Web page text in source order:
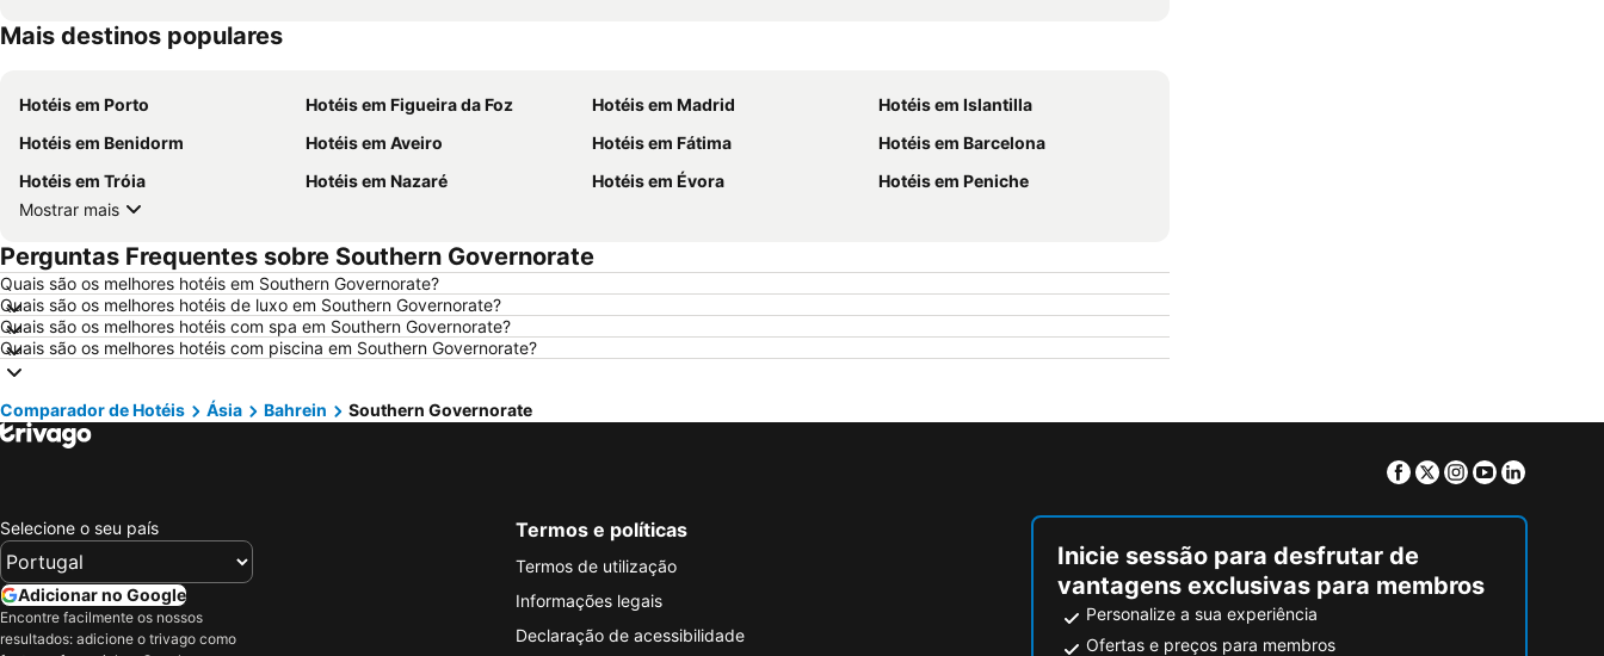
Mais destinos populares
Hotéis em Porto Hotéis em Figueira da Foz Hotéis em Madrid
Hotéis em Islantilla
Hotéis em Benidorm
Hotéis em Aveiro Hotéis em Fátima
Hotéis em Barcelona
Hotéis em Tróia
Hotéis em Nazaré Hotéis em Évora
Hotéis em Peniche
Mostrar mais
Perguntas Frequentes sobre Southern Governorate
Quais são os melhores hotéis em Southern Governorate?
Quais são os melhores hotéis de luxo em Southern Governorate?
Quais são os melhores hotéis com spa em Southern Governorate?
Quais são os melhores hotéis com piscina em Southern Governorate?
Comparador de Hotéis Ásia Bahrein Southern Governorate
Facebook
TwitterInstagram
Youtube
Selecione o seu país
Adicionar no Google
Encontre facilmente os nossos
resultados: adicione o trivago como
Termos e políticas
Termos de utilização
Informações legais
Declaração de acessibilidade
Inicie sessão para desfrutar de
vantagens exclusivas para membros
Personalize a sua experiência
Ofertas e preços para membros